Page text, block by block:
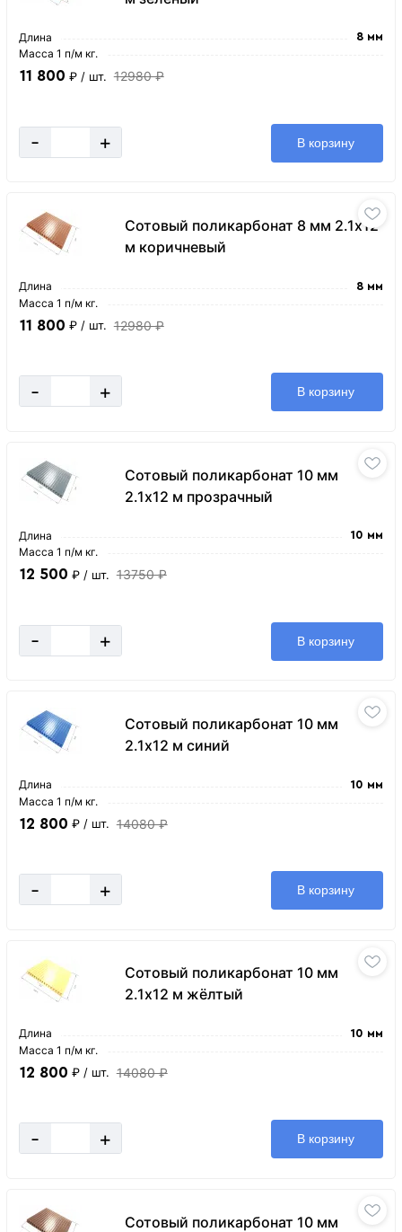
Длина 8 мм
Масса 1 п/м кг.
11 800 ₽ / шт. 12980 ₽
- + В корзину
Сотовый поликарбонат 8 мм 2.1х12
м коричневый
Длина 8 мм
Масса 1 п/м кг.
11 800 ₽ / шт. 12980 ₽
- + В корзину
Сотовый поликарбонат 10 мм
2.1х12 м прозрачный
Длина 10 мм
Масса 1 п/м кг.
12 500 ₽ / шт. 13750 ₽
- + В корзину
Сотовый поликарбонат 10 мм
2.1х12 м синий
Длина 10 мм
Масса 1 п/м кг.
12 800 ₽ / шт. 14080 ₽
- + В корзину
Сотовый поликарбонат 10 мм
2.1х12 м жёлтый
Длина 10 мм
Масса 1 п/м кг.
12 800 ₽ / шт. 14080 ₽
- + В корзину
Сотовый поликарбонат 10 мм